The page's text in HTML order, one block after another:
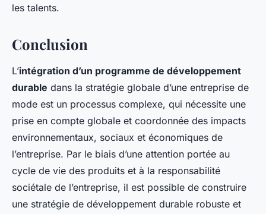
les talents.
Conclusion
L’intégration d’un programme de développement
durable dans la stratégie globale d’une entreprise de
mode est un processus complexe, qui nécessite une
prise en compte globale et coordonnée des impacts
environnementaux, sociaux et économiques de
l’entreprise. Par le biais d’une attention portée au
cycle de vie des produits et à la responsabilité
sociétale de l’entreprise, il est possible de construire
une stratégie de développement durable robuste et